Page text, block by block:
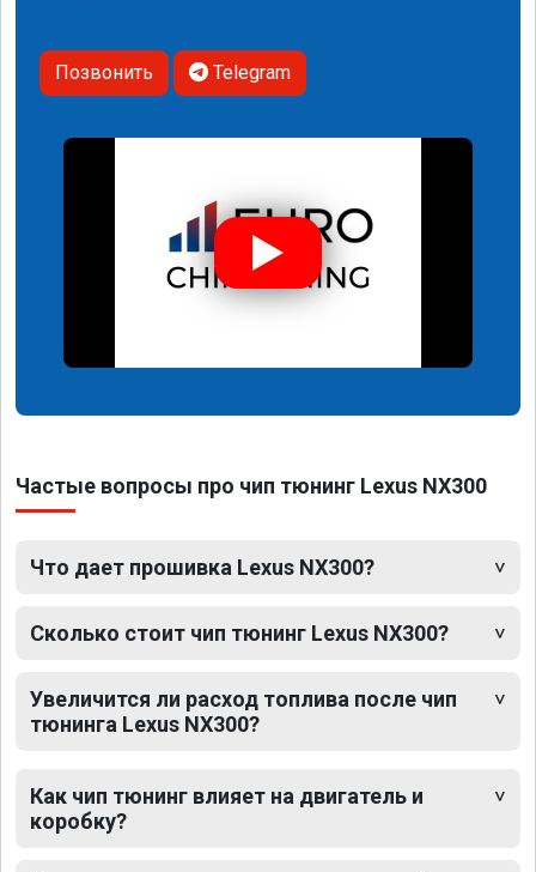
Позвонить Telegram
Частые вопросы про чип тюнинг Lexus NX300
Что дает прошивка Lexus NX300?
Сколько стоит чип тюнинг Lexus NX300?
Увеличится ли расход топлива после чип
тюнинга Lexus NX300?
Как чип тюнинг влияет на двигатель и
коробку?